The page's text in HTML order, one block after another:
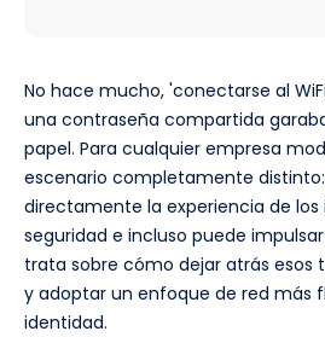
No hace mucho, 'conectarse al
una contraseña compartida
papel. Para cualquier empresa
escenario completamente
directamente la experiencia de los
seguridad e incluso puede
trata sobre cómo dejar atrás esos
y adoptar un enfoque de red más
identidad.